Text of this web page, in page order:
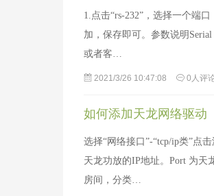
1.点击“rs-232”，选择一个端
加，保存即可。参数说明
或者客…
2021/3/26 10:47:08 0人评
如何添加天龙网络驱动
选择“网络接口”-“tcp/ip类”点
天龙功放的IP地址。Port 为天
房间，分类…